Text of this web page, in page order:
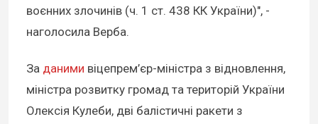
воєнних злочинів (ч. 1 ст. 438 КК України)", -
наголосила Верба.
За даними віцепрем’єр-міністра з відновлення,
міністра розвитку громад та територій України
Олексія Кулеби, дві балістичні ракети з